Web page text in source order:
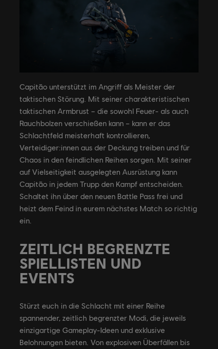
Capitão unterstützt im Angriff als Meister der
taktischen Störung. Mit seiner charakteristischen
taktischen Armbrust – die sowohl Feuer- als auch
Rauchbolzen verschießen kann – kann er das
Schlachtfeld meisterhaft kontrollieren,
Verteidiger:innen aus der Deckung treiben und für
Chaos in den feindlichen Reihen sorgen. Mit seiner
auf Vielseitigkeit ausgelegten Ausrüstung kann
Capitão in jedem Trupp den Kampf entscheiden.
Schaltet ihn über den neuen Battle Pass frei und
heizt dem Feind in eurem nächstes Match so richtig
ein.
ZEITLICH BEGRENZTE
SPIELLISTEN UND
EVENTS
Stürzt euch in die Schlacht mit einer Reihe
spannender, zeitlich begrenzter Modi, die jeweils
einzigartige Gameplay-Ideen und exklusive
Belohnungen bieten. Von explosiven Überfällen bis